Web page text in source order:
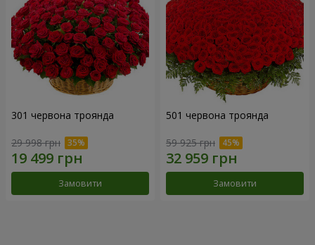
301 червона троянда
29 998 грн
Замовити
501 червона троянда
59 925 грн
Замовити